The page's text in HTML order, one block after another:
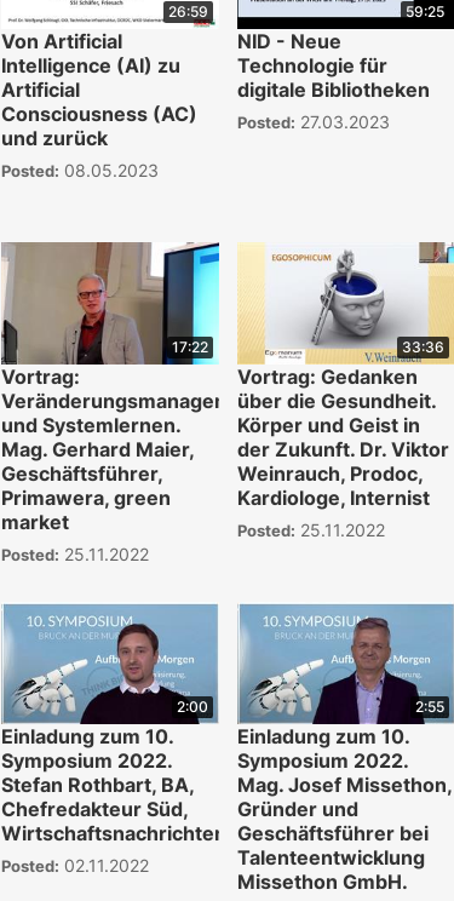
26:59
Von Artificial
Intelligence (AI) zu
Artificial
Consciousness (AC)
und zurück
Posted: 08.05.2023
59:25
NID - Neue
Technologie für
digitale Bibliotheken
Posted: 27.03.2023
17:22
Vortrag:
Veränderungsmanagement
und Systemlernen.
Mag. Gerhard Maier,
Geschäftsführer,
Primawera, green
market
Posted: 25.11.2022
33:36
Vortrag: Gedanken
über die Gesundheit.
Körper und Geist in
der Zukunft. Dr. Viktor
Weinrauch, Prodoc,
Kardiologe, Internist
Posted: 25.11.2022
2:00
Einladung zum 10.
Symposium 2022.
Stefan Rothbart, BA,
Chefredakteur Süd,
Wirtschaftsnachrichten
Posted: 02.11.2022
2:55
Einladung zum 10.
Symposium 2022.
Mag. Josef Missethon,
Gründer und
Geschäftsführer bei
Talenteentwicklung
Missethon GmbH.